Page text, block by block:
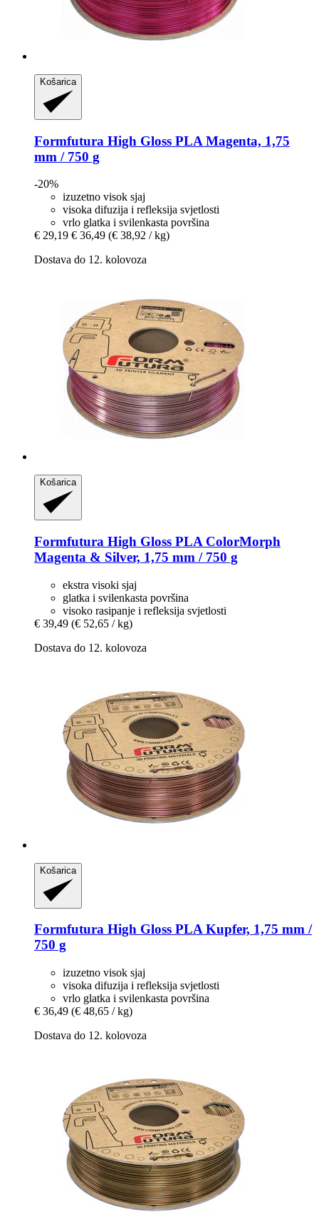
Košarica
Formfutura High Gloss PLA Magenta, 1,75
mm / 750 g
-20%
izuzetno visok sjaj
visoka difuzija i refleksija svjetlosti
vrlo glatka i svilenkasta površina
€ 29,19 € 36,49 (€ 38,92 / kg)
Dostava do 12. kolovoza
Košarica
Formfutura High Gloss PLA ColorMorph
Magenta & Silver, 1,75 mm / 750 g
ekstra visoki sjaj
glatka i svilenkasta površina
visoko rasipanje i refleksija svjetlosti
€ 39,49 (€ 52,65 / kg)
Dostava do 12. kolovoza
Košarica
Formfutura High Gloss PLA Kupfer, 1,75 mm /
750 g
izuzetno visok sjaj
visoka difuzija i refleksija svjetlosti
vrlo glatka i svilenkasta površina
€ 36,49 (€ 48,65 / kg)
Dostava do 12. kolovoza